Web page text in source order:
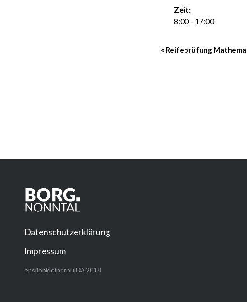
Zeit:
8:00 - 17:00
« Reifeprüfung
Datenschutzerklärung
Impressum
epsilonkleinernull © 2018